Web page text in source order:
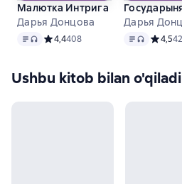
Малютка Интрига
Дарья Донцова
Matn , audio format mavjud
Средний рейтинг 4,4 на основе
4,4408
Дарья
Matn , audio
4,5
Ushbu kitob bilan o'qiladi